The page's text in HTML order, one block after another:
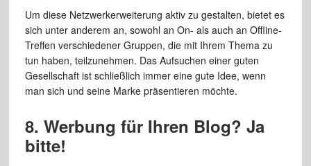
Um diese Netzwerkerweiterung aktiv zu gestalten, bietet es
sich unter anderem an, sowohl an On- als auch an Offline-
Treffen verschiedener Gruppen, die mit Ihrem Thema zu
tun haben, teilzunehmen. Das Aufsuchen einer guten
Gesellschaft ist schließlich immer eine gute Idee, wenn
man sich und seine Marke präsentieren möchte.
8. Werbung für Ihren Blog? Ja
bitte!